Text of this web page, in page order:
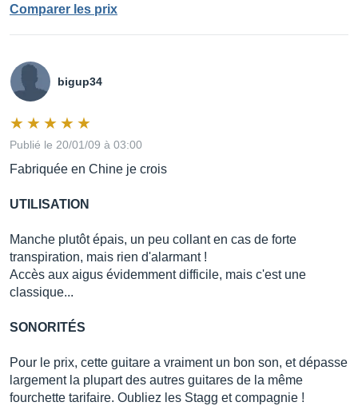
Comparer les prix
bigup34
Publié le 20/01/09 à 03:00
Fabriquée en Chine je crois
UTILISATION
Manche plutôt épais, un peu collant en cas de forte
transpiration, mais rien d'alarmant !
Accès aux aigus évidemment difficile, mais c'est une
classique...
SONORITÉS
Pour le prix, cette guitare a vraiment un bon son, et dépasse
largement la plupart des autres guitares de la même
fourchette tarifaire. Oubliez les Stagg et compagnie !